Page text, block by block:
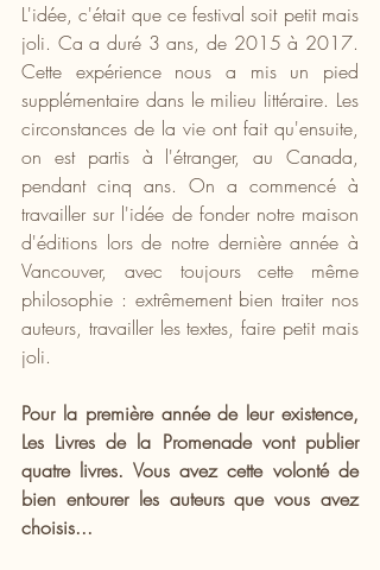
L'idée, c'était que ce festival soit petit mais
joli. Ca a duré 3 ans, de 2015 à 2017.
Cette expérience nous a mis un pied
supplémentaire dans le milieu littéraire. Les
circonstances de la vie ont fait qu'ensuite,
on est partis à l'étranger, au Canada,
pendant cinq ans. On a commencé à
travailler sur l'idée de fonder notre maison
d'éditions lors de notre dernière année à
Vancouver, avec toujours cette même
philosophie : extrêmement bien traiter nos
auteurs, travailler les textes, faire petit mais
joli.
Pour la première année de leur existence,
Les Livres de la Promenade vont publier
quatre livres. Vous avez cette volonté de
bien entourer les auteurs que vous avez
choisis...